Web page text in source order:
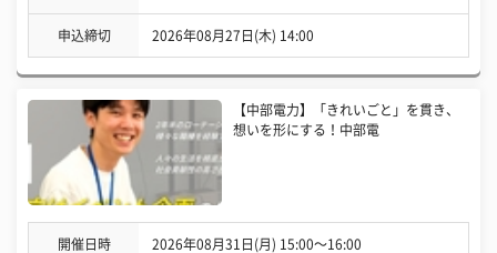
申込締切 2026年08月27日(木) 14:00
【中部電力】「きれいごと」を貫き、
想いを形にする！中部電
開催日時 2026年08月31日(月) 15:00〜16:00